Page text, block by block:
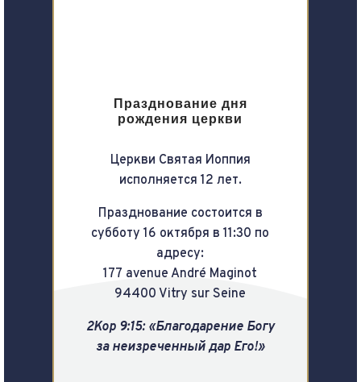
Празднование дня
рождения церкви
Церкви Святая Иоппия
исполняется 12 лет.
Празднование состоится в
субботу 16 октября в 11:30 по
адресу:
177 avenue André Maginot
94400 Vitry sur Seine
2Кор 9:15: «Благодарение Богу
за неизреченный дар Его!»